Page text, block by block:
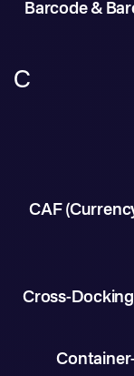
Barcode &
C
CAF
Cross-